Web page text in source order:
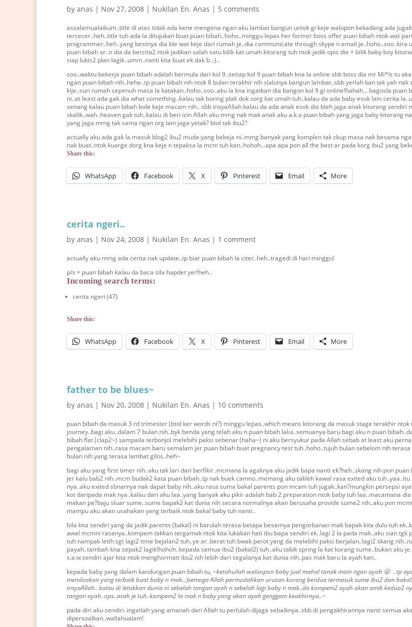
by anas | Nov 27, 2008 | Nukilan En. Anas | 5 comments
assalamualaikum..title di atas tidak ada kene mengena ngan aku lambat bangun untok gi keje walopon kekadang ada
tercecer..heh..title tuh ada la ditujukan buat puan bibah..hoho..minggu lepas her former boss offer puan bibah ntok wat
programmer..heh..yang bestnya dia ble wat keje dari rumah je..dia communicate through skype n email je..hoho..soo..kira
puan bibah ar..n dia da bercita2 ntok jadikan salah satu bilik kat umah kitorang tuh ntok jadik opis die + bilik baby boy
siap lukis2 plan lagik..umm..nanti kita buat ek dak b..:)..
soo..waktu bekerja puan bibah adalah bermula dari kol 9..setiap kol 9 puan bibah kna la online sbb boss dia mr Mi*ls tu
ngan puan bibah nih..hehe..tp puan bibah nih ntok 8 bulan terakhir nih slalunya bangun lambat..sbb yerlah kan tak yah nak
kije..suri rumah sepenuh masa la katakan..hoho..soo..aku la kna ingatkan dia bangon kol 9 gi online!hahah… bagosla puan
ni..at least ada gak dia what something..kalau tak boring plak dok sorg kat umah tuh..kalau da ada baby esok lain cerita
senang kalau puan bibah bole keje macam nih.. sbb insyaAllah kalau da ada anak esok dia bleh jaga anak kitorang sendiri
skalik..wah..heaven gak tuh..kalau di beri izin Allah aku mmg nak mak anak aku a.k.a puan bibah yang jaga baby kitorang
yang jaga mmg tak sama ngan org lain jaga yetak? btol tak ibu2?
actually aku ada gak la masuk blog2 ibu2 muda yang bekeja ni..mmg banyak yang komplen tak ckup masa nak besama
nak buat..ntok kuarge dorg kna keje n tepaksa la mcm tuh kan..hohoh…apa apa pon all the best ar pada korg ibu2 yang
Share this:
WhatsApp Facebook X Pinterest Email More
cerita ngeri..
by anas | Nov 24, 2008 | Nukilan En. Anas | 1 comment
actually aku mmg ada cerita nak update..tp biar puan bibah la citer..heh..tragedi di hari minggu!
p/s = puan bibah kalau da baca sila hapdet yer!heh..
Incoming search terms:
cerita ngeri (47)
Share this:
WhatsApp Facebook X Pinterest Email More
father to be blues~
by anas | Nov 20, 2008 | Nukilan En. Anas | 10 comments
puan bibah da masuk 3 rd trimester (btol ker words ni?) minggu lepas..which means kitorang da masuk stage terakhir ntok
journey..bagi aku..dalam 7 bulan nih..byk benda yang telah aku n puan bibah lalui..semuanya baru bagi aku n puan
bibah flat (clap2~) sampaila terbonjol melebihi paksi sebenar (haha~) ni aku bersyukur pada Allah sebab at least aku
pengalaman nih..rasa macam baru semalam jer puan bibah buat pregnancy test tuh..hoho..tujuh bulan sebelom nih terasa
bulan nih yang terasa lambat gilos..heh~
bagi aku yang first timer nih..aku tak lari dari berfikir..mcmana la agaknya aku jadik bapa nanti ek?heh..skang nih pon puan
jer kalu bab2 nih..mcm budak2 kata puan bibah..tp nak buek camno..memang aku takleh kawal rasa exited aku tuh..yaa..itu
nya..aku exited sbnarnya nak dapat baby nih..aku rasa suma bakal parents pon mcam tuh jugak..kan?mungkin persepsi
kot daripada mak nya..kalau dari aku laa..yang banyak aku pikir adalah bab 2 preparation ntok baby tuh laa..macamana dia
makan pe?baju sluar sume..sume bapak2 kat dunia nih secara normalnya akan berusaha provide sume2 nih..aku pon
mampu aku akan usahakan yang terbaik ntok bakal baby tuh nanti..
bila kita sendiri yang da jadik parents (bakal) ni barulah terasa betapa besarnya pengorbanan mak bapak kita dulu tuh
awal mcmni rasanya..kompem takkan tergamak ntok kita lukakan hati ibu bapa sendiri ek..lagi 2 la pada mak..aku sian tgk
tuh nampak letih sgt lagi2 time bejalan2 tuh..ye ar..berat tuh bwak perot yang da melebihi paksi berjalan..lagi2 skang
payah..tambah kna sepak2 lagik!hohoh..kepada semua ibu2 (bakal2) tuh..aku tabik spring la kat korang sume..bukan aku
s.a.w.sendiri ajar kita ntok menghormati ibu2 nih lebih dari segalanya kat dunia nih..pas mak baru la ayah kan..
kepada baby yang dalam kandungan puan bibah tu, ~ketahuilah walaopon baby jual mahal tanak main ngan ayah 😛 ..tp
mendoakan yang terbaik buat baby n mak..:)semoga Allah permudahkan urusan korang berdua termasuk sume ibu2 dan
insyaAllah.. kalau di letakkan dunia ni sebelah tangan ayah n sebelah lagi baby n mak..da kompem2 ayah akan amik kedua2
tangan ayah..ops..acah je tuh..kompem2 la mak n baby yang akan ayah genggam keakhirnya..~
pada diri aku sendiri..ingatlah yang amanah dari Allah tu perlulah dijaga sebaiknya..sbb di pengakhirannya nanti semua
dipersoalkan..wallahualam!